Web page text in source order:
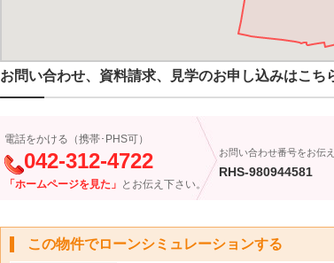
お問い合わせ、資料請求、見学のお申し込みはこち
電話をかける（携帯･PHS可）
042-312-4722
「ホームページを見た」 とお伝え下さい。
お問い合わせ番号をお伝
RHS-980944581
この物件でローンシミュレーションする